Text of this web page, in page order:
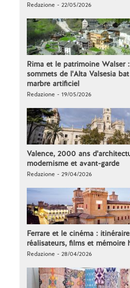
Redazione - 22/05/2026
Rima et le patrimoine Walser
sommets de l'Alta Valsesia
marbre artificiel
Redazione - 19/05/2026
Valence, 2000 ans
modernisme et avant-garde
Redazione - 29/04/2026
Ferrare et le cinéma :
réalisateurs, films et mémoire
Redazione - 28/04/2026